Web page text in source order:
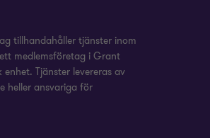
tillhandahåller tjänster inom
medlemsföretag i Grant
Tjänster levereras av
heller ansvariga för